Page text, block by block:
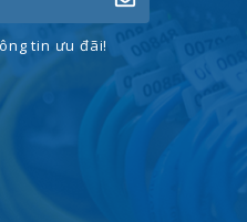
tin ưu đãi!